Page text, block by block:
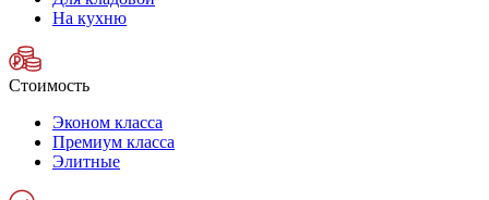
На кухню
Стоимость
Эконом класса
Премиум класса
Элитные